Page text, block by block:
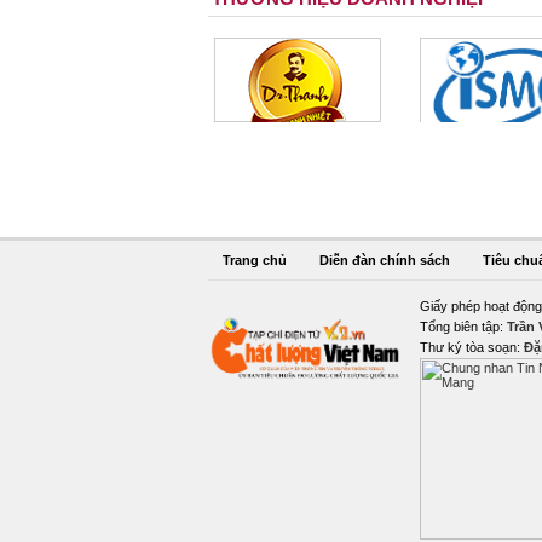
Trang chủ Diễn đàn chính sách Tiêu
Giấy phép hoạt
Tổng biên tập: Trần
Thư ký tòa soạn: